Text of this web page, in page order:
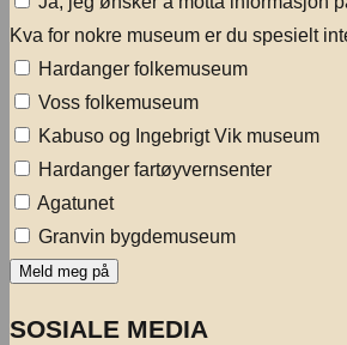
Kva for nokre museum er du spesielt
Hardanger folkemuseum
Voss folkemuseum
Kabuso og Ingebrigt Vik museum
Hardanger fartøyvernsenter
Agatunet
Granvin bygdemuseum
SOSIALE MEDIA